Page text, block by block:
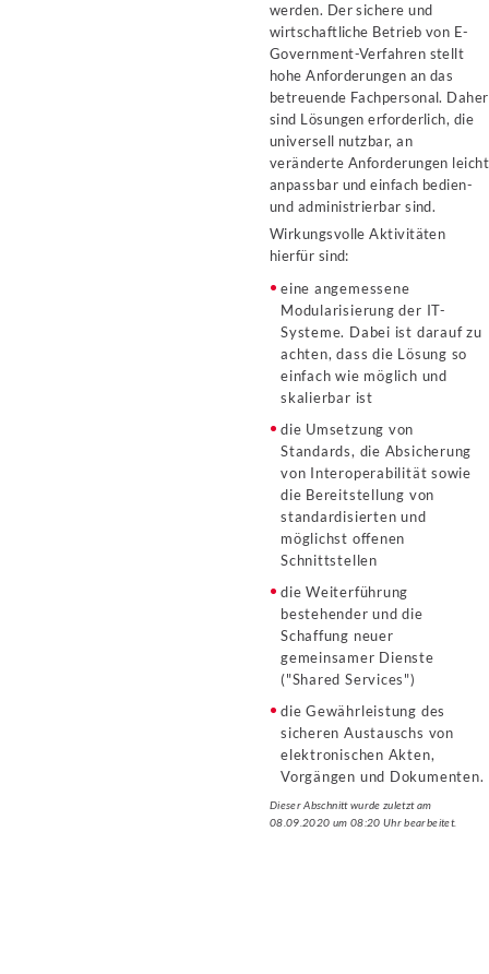
werden. Der sichere und
wirtschaftliche Betrieb von E-
Government-Verfahren stellt
hohe Anforderungen an das
betreuende Fachpersonal. Daher
sind Lösungen erforderlich, die
universell nutzbar, an
veränderte Anforderungen leicht
anpassbar und einfach bedien-
und administrierbar sind.
Wirkungsvolle Aktivitäten
hierfür sind:
eine angemessene
Modularisierung der IT-
Systeme. Dabei ist darauf zu
achten, dass die Lösung so
einfach wie möglich und
skalierbar ist
die Umsetzung von
Standards, die Absicherung
von Interoperabilität sowie
die Bereitstellung von
standardisierten und
möglichst offenen
Schnittstellen
die Weiterführung
bestehender und die
Schaffung neuer
gemeinsamer Dienste
("Shared Services")
die Gewährleistung des
sicheren Austauschs von
elektronischen Akten,
Vorgängen und Dokumenten.
Dieser Abschnitt wurde zuletzt am
08.09.2020 um 08:20 Uhr bearbeitet.